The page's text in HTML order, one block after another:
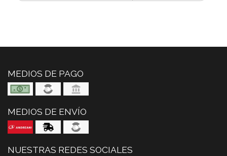
MEDIOS DE PAGO
MEDIOS DE ENVÍO
NUESTRAS REDES SOCIALES